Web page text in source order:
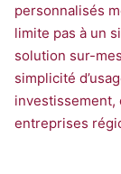
personnalisés
limite pas à un
solution sur-
simplicité
investissement,
entreprises